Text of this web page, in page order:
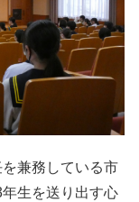
兼務している市
生を送り出す心